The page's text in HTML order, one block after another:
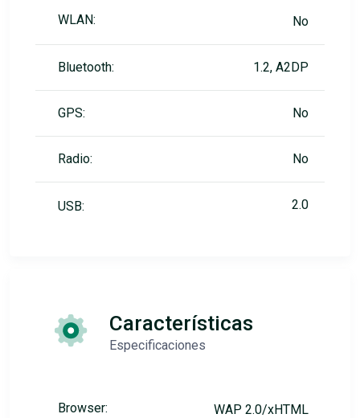
WLAN: No
Bluetooth: 1.2, A2DP
GPS: No
Radio: No
USB: 2.0
Características
Especificaciones
Browser: WAP 2.0/xHTML